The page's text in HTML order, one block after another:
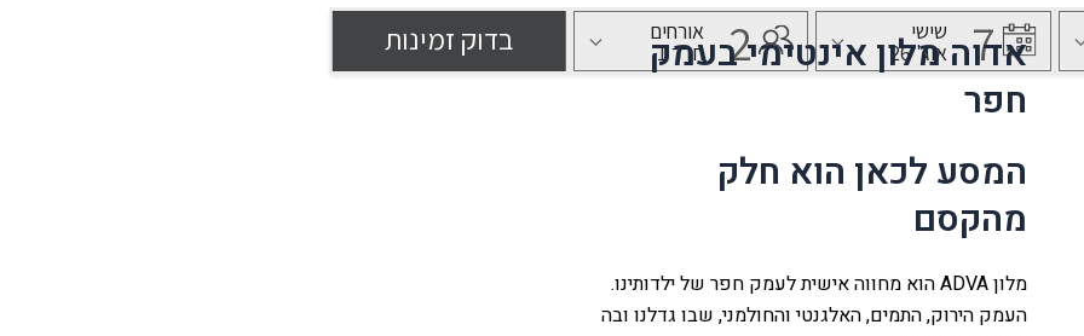
אדוה מלון אינטימי בעמק
חפר
המסע לכאן הוא חלק
מהקסם
מלון ADVA הוא מחווה אישית לעמק חפר של ילדותינו.
העמק הירוק, התמים, האלגנטי והחולמני, שבו גדלנו ובה
צור קשר